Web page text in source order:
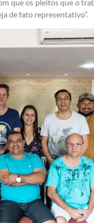
que os pleitos que o
de fato representativo”.